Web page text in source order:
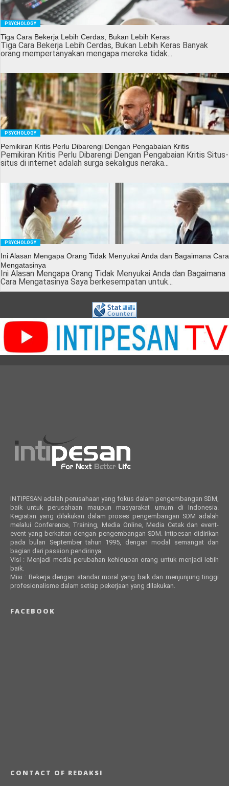
PSYCHOLOGY
Tiga Cara Bekerja Lebih Cerdas, Bukan Lebih Keras
Tiga Cara Bekerja Lebih Cerdas, Bukan Lebih Keras Banyak
orang mempertanyakan mengapa mereka tidak...
PSYCHOLOGY
Pemikiran Kritis Perlu Dibarengi Dengan Pengabaian Kritis
Pemikiran Kritis Perlu Dibarengi Dengan Pengabaian Kritis Situs-
situs di internet adalah surga sekaligus neraka...
PSYCHOLOGY
Ini Alasan Mengapa Orang Tidak Menyukai Anda dan Bagaimana Cara
Mengatasinya
Ini Alasan Mengapa Orang Tidak Menyukai Anda dan Bagaimana
Cara Mengatasinya Saya berkesempatan untuk...
INTIPESAN adalah perusahaan yang fokus dalam pengembangan SDM,
baik untuk perusahaan maupun masyarakat umum di Indonesia.
Kegiatan yang dilakukan dalam proses pengembangan SDM adalah
melalui Conference, Training, Media Online, Media Cetak dan event-
event yang berkaitan dengan pengembangan SDM. Intipesan didirikan
pada bulan September tahun 1995, dengan modal semangat dan
bagian dari passion pendirinya.
Visi : Menjadi media perubahan kehidupan orang untuk menjadi lebih
baik.
Misi : Bekerja dengan standar moral yang baik dan menjunjung tinggi
profesionalisme dalam setiap pekerjaan yang dilakukan.
FACEBOOK
CONTACT OF REDAKSI